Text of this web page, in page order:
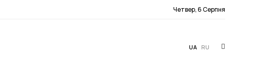
Четвер, 6 Серпня
UA RU